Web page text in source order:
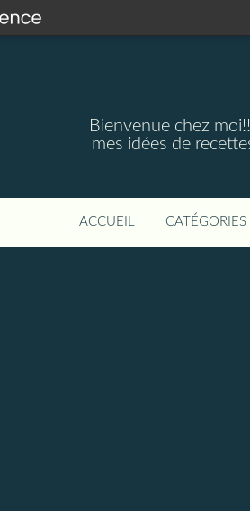
Bienvenue chez
mes idées de
ACCUEIL CATÉGORIES